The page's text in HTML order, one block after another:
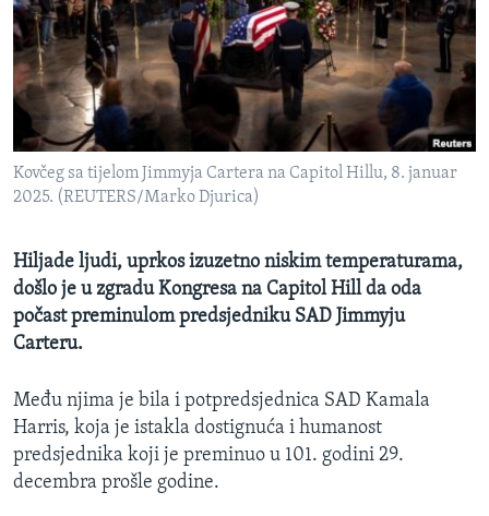
MAGAZIN
O GLASU AMERIKE
Learning English
PRATITE NAS
Jezici
Kovčeg sa tijelom Jimmyja Cartera na Capitol Hillu, 8. januar
2025. (REUTERS/Marko Djurica)
Hiljade ljudi, uprkos izuzetno niskim temperaturama,
došlo je u zgradu Kongresa na Capitol Hill da oda
počast preminulom predsjedniku SAD Jimmyju
Carteru.
Među njima je bila i potpredsjednica SAD Kamala
Harris, koja je istakla dostignuća i humanost
predsjednika koji je preminuo u 101. godini 29.
decembra prošle godine.